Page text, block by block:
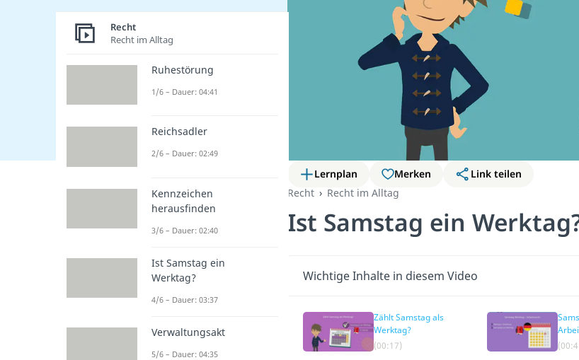
Lernplan Merken
Link teilen
Recht
Recht im Alltag
Ist Samstag ein
Wichtige Inhalte in diesem Video
Zählt Samstag als
Werktag?
(00:17)
Recht
Recht im Alltag
Ruhestörung
1/6 – Dauer: 04:41
Reichsadler
2/6 – Dauer: 02:49
Kennzeichen
herausfinden
3/6 – Dauer: 02:40
Ist Samstag ein
Werktag?
4/6 – Dauer: 03:37
Verwaltungsakt
5/6 – Dauer: 04:35